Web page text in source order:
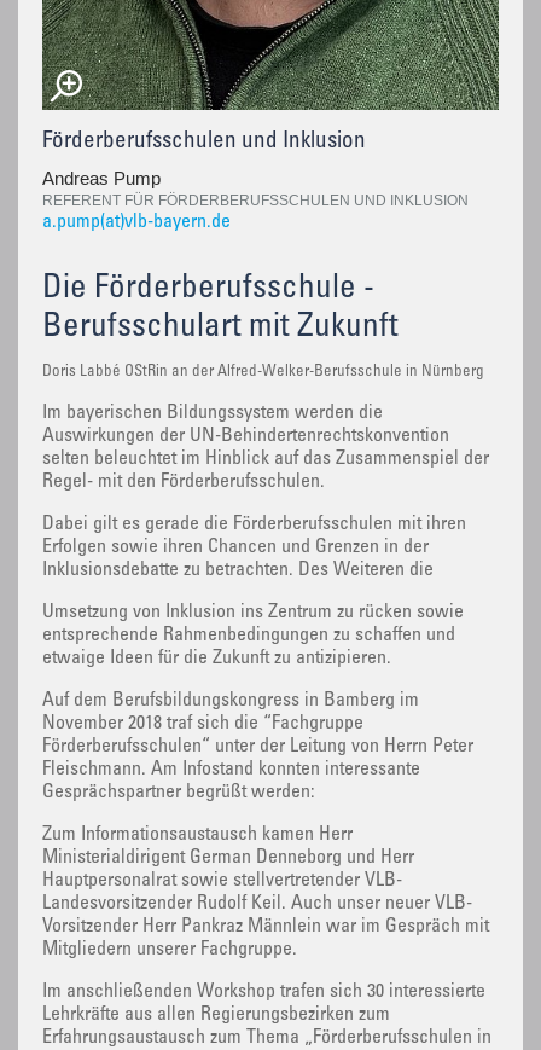
Förderberufsschulen und Inklusion
Andreas Pump
REFERENT FÜR FÖRDERBERUFSSCHULEN UND INKLUSION
a.pump(at)vlb-bayern.de
Die Förderberufsschule -
Berufsschulart mit Zukunft
Doris Labbé OStRin an der Alfred-Welker-Berufsschule in Nürnberg
Im bayerischen Bildungssystem werden die
Auswirkungen der UN-Behindertenrechtskonvention
selten beleuchtet im Hinblick auf das Zusammenspiel der
Regel- mit den Förderberufsschulen.
Dabei gilt es gerade die Förderberufsschulen mit ihren
Erfolgen sowie ihren Chancen und Grenzen in der
Inklusionsdebatte zu betrachten. Des Weiteren die
Umsetzung von Inklusion ins Zentrum zu rücken sowie
entsprechende Rahmenbedingungen zu schaffen und
etwaige Ideen für die Zukunft zu antizipieren.
Auf dem Berufsbildungskongress in Bamberg im
November 2018 traf sich die “Fachgruppe
Förderberufsschulen“ unter der Leitung von Herrn Peter
Fleischmann. Am Infostand konnten interessante
Gesprächspartner begrüßt werden:
Zum Informationsaustausch kamen Herr
Ministerialdirigent German Denneborg und Herr
Hauptpersonalrat sowie stellvertretender VLB-
Landesvorsitzender Rudolf Keil. Auch unser neuer VLB-
Vorsitzender Herr Pankraz Männlein war im Gespräch mit
Mitgliedern unserer Fachgruppe.
Im anschließenden Workshop trafen sich 30 interessierte
Lehrkräfte aus allen Regierungsbezirken zum
Erfahrungsaustausch zum Thema „Förderberufsschulen in